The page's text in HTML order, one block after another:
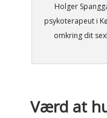
Holger
psykoterapeut i
omkring dit
Værd at